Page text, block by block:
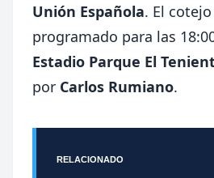
Unión Española. El
programado para las
Estadio Parque El
por Carlos Rumiano.
RELACIONADO